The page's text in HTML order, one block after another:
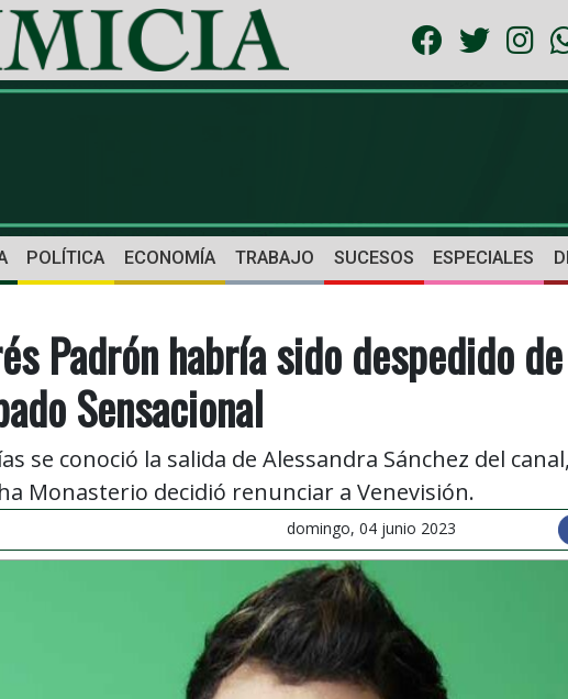
POLÍTICA ECONOMÍA TRABAJO SUCESOS ESPECIALES
Padrón habría sido despedido de
Sensacional
se conoció la salida de Alessandra Sánchez del
Monasterio decidió renunciar a Venevisión.
domingo, 04 junio 2023